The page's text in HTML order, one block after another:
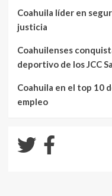
Coahuila líder en
justicia
Coahuilenses
deportivo de los JCC
Coahuila en el top 10
empleo